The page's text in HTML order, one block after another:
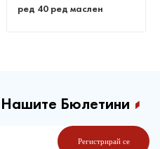
Бюлетини